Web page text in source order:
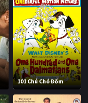
101 Chú Chó Đốm